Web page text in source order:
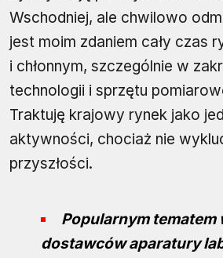
Wschodniej, ale chwilowo
jest moim zdaniem cały czas
i chłonnym, szczególnie w
technologii i sprzętu
Traktuję krajowy rynek jako
aktywności, chociaż nie
przyszłości.
Popularnym tematem
dostawców aparatury